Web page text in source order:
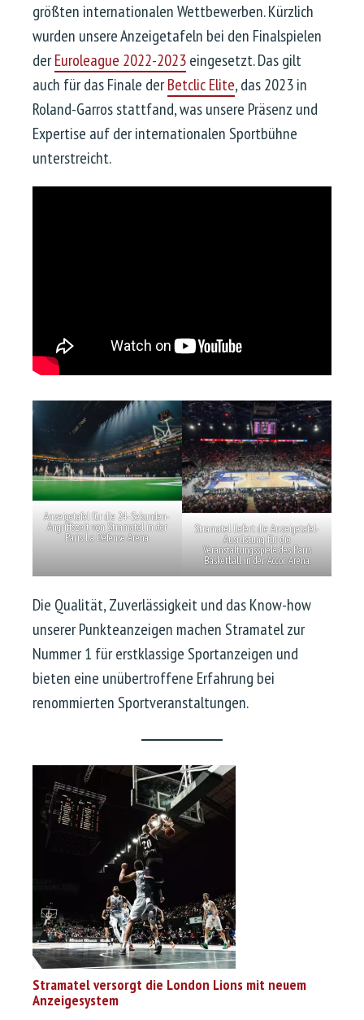
größten internationalen Wettbewerben. Kürzlich
wurden unsere Anzeigetafeln bei den Finalspielen
derEuroleague 2022-2023eingesetzt. Das gilt
auch für das Finale derBetclic Elite, das 2023 in
Roland-Garros stattfand, was unsere Präsenz und
Expertise auf der internationalen Sportbühne
unterstreicht.
Anzeigetafel für die 24-Sekunden-
Angriffszeit von Stramatel in der
Paris La Défense Arena
Stramatel liefert die Anzeigetafel-
Ausrüstung für die
Veranstaltungsspiele des Paris
Basketball in der Accor Arena.
Die Qualität, Zuverlässigkeit und das Know-how
unserer Punkteanzeigen machen Stramatel zur
Nummer 1 für erstklassige Sportanzeigen und
bieten eine unübertroffene Erfahrung bei
renommierten Sportveranstaltungen.
Stramatel versorgt die London Lions mit neuem
Anzeigesystem